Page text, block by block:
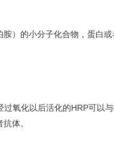
）的小分子化合物，蛋白或
氧化以后活化的HRP可
体。